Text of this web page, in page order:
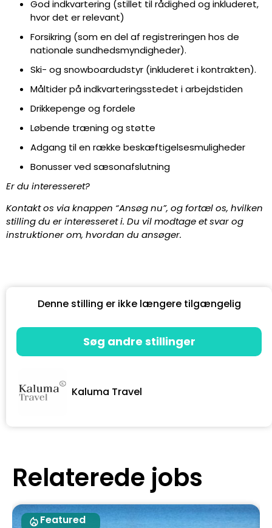
God indkvartering (stillet til rådighed og inkluderet,
hvor det er relevant)
Forsikring (som en del af registreringen hos de
nationale sundhedsmyndigheder).
Ski- og snowboardudstyr (inkluderet i kontrakten).
Måltider på indkvarteringsstedet i arbejdstiden
Drikkepenge og fordele
Løbende træning og støtte
Adgang til en række beskæftigelsesmuligheder
Bonusser ved sæsonafslutning
Er du interesseret?
Kontakt os via knappen “Ansøg nu”, og fortæl os, hvilken
stilling du er interesseret i. Du vil modtage et svar og
instruktioner om, hvordan du ansøger.
Denne stilling er ikke længere tilgængelig
Søg andre stillinger
Kaluma Travel
Relaterede jobs
Featured